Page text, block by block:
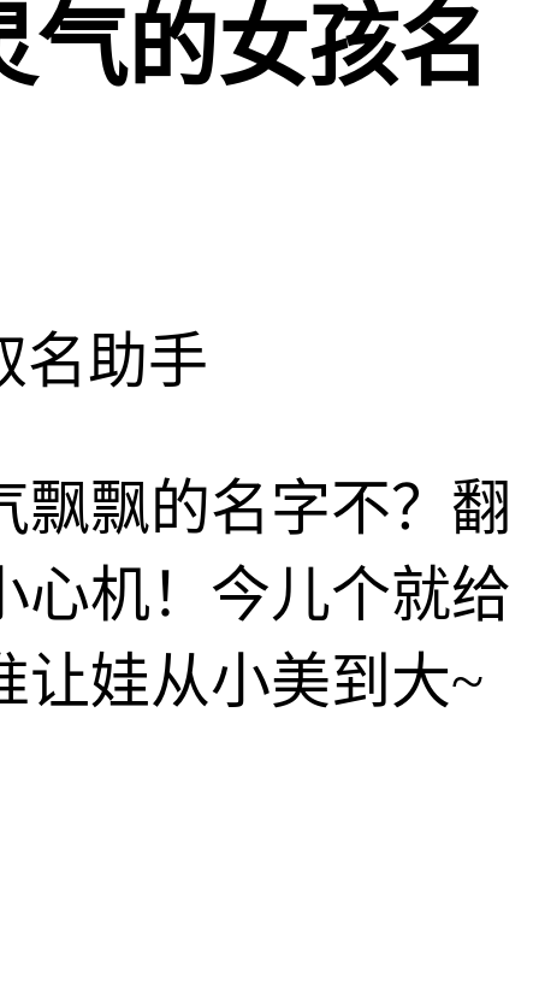
气的女孩名
名助手
飘飘的名字不？翻
心机！今儿个就给
让娃从小美到大~